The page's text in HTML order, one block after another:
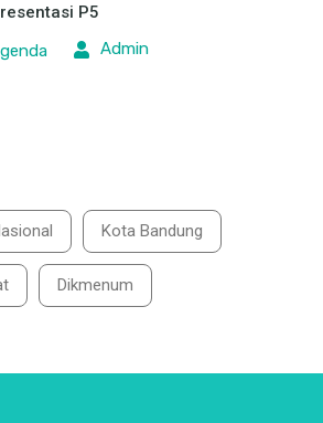
P5
Admin
Kota Bandung
Dikmenum